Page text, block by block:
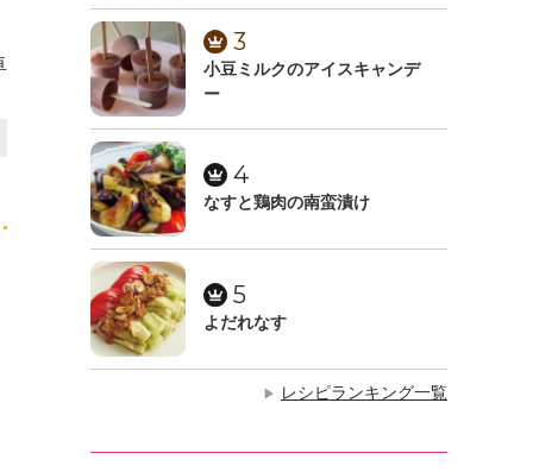
3
小豆ミルクのアイスキャンデ
ー
4
なすと鶏肉の南蛮漬け
5
よだれなす
▶ レシピランキング一覧